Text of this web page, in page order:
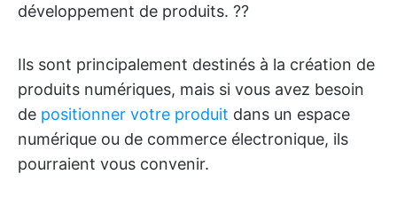
développement de produits. ?‍?
Ils sont principalement destinés à la création de
produits numériques, mais si vous avez besoin
de positionner votre produit dans un espace
numérique ou de commerce électronique, ils
pourraient vous convenir.